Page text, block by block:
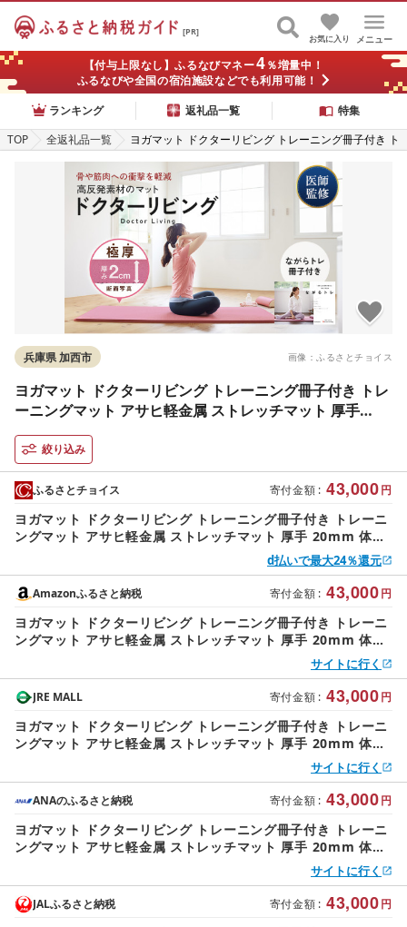
[PR]
メニュー
お気に入り
【付与上限なし】ふるなびマネー4％増量中！
ふるなびや全国の宿泊施設などでも利用可能！
ランキング
返礼品一覧
特集
TOP
全返礼品一覧
ヨガマット ドクターリビング トレーニング冊子付き ト
レーニングマット アサヒ軽金属 ストレッチマット 厚手
20mm 体圧分散 ピラティス 美容 健康
画像：ふるさとチョイス
兵庫県 加西市
ヨガマット ドクターリビング トレーニング冊子付き トレ
ーニングマット アサヒ軽金属 ストレッチマット 厚手
20mm 体圧分散 ピラティス 美容 健康
絞り込み
寄付金額 : 43,000円
ふるさとチョイス
ヨガマット ドクターリビング トレーニング冊子付き トレーニ
ングマット アサヒ軽金属 ストレッチマット 厚手 20mm 体圧
d払いで最大24％還元
寄付金額 : 43,000円
Amazonふるさと納税
ヨガマット ドクターリビング トレーニング冊子付き トレーニ
ングマット アサヒ軽金属 ストレッチマット 厚手 20mm 体圧
サイトに行く
寄付金額 : 43,000円
JRE MALL
ヨガマット ドクターリビング トレーニング冊子付き トレーニ
ングマット アサヒ軽金属 ストレッチマット 厚手 20mm 体圧
サイトに行く
寄付金額 : 43,000円
ANAのふるさと納税
ヨガマット ドクターリビング トレーニング冊子付き トレーニ
ングマット アサヒ軽金属 ストレッチマット 厚手 20mm 体圧
サイトに行く
寄付金額 : 43,000円
JALふるさと納税